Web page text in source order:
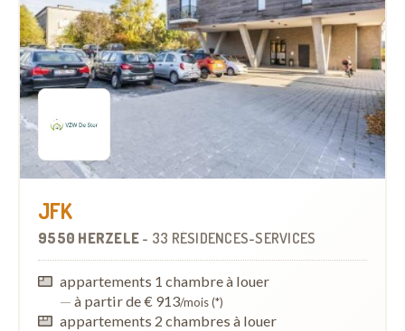
JFK
9550 HERZELE - 33 RÉSIDENCES-SERVICES
appartements 1 chambre à louer
— à partir de € 913/mois (*)
appartements 2 chambres à louer